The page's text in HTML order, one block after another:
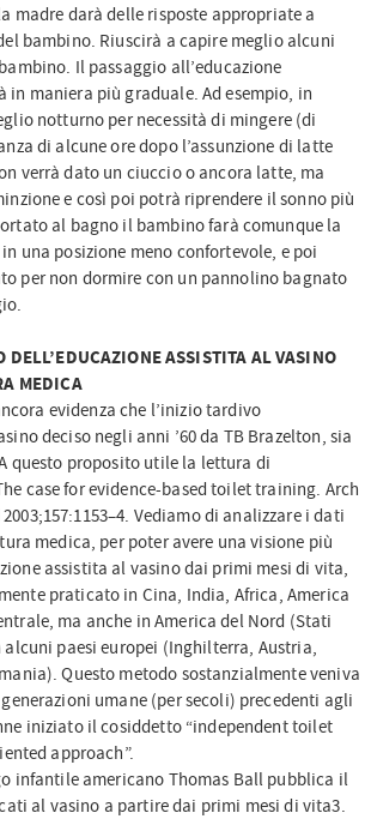
madre darà delle risposte appropriate a
bambino. Riuscirà a capire meglio alcuni
Il passaggio all’educazione
in maniera più graduale. Ad esempio, in
notturno per necessità di mingere (di
di alcune ore dopo l’assunzione di latte
verrà dato un ciuccio o ancora latte, ma
e così poi potrà riprendere il sonno più
al bagno il bambino farà comunque la
una posizione meno confortevole, e poi
per non dormire con un pannolino bagnato
DELL’EDUCAZIONE ASSISTITA AL VASINO
MEDICA
evidenza che l’inizio tardivo
deciso negli anni ’60 da TB Brazelton, sia
questo proposito utile la lettura di
case for evidence-based toilet training. Arch
Vediamo di analizzare i dati
medica, per poter avere una visione più
assistita al vasino dai primi mesi di vita,
praticato in Cina, India, Africa, America
ma anche in America del Nord (Stati
alcuni paesi europei (Inghilterra, Austria,
Questo metodo sostanzialmente veniva
umane (per secoli) precedenti agli
iniziato il cosiddetto “independent toilet
approach”.
infantile americano Thomas Ball pubblica il
al vasino a partire dai primi mesi di vita3.